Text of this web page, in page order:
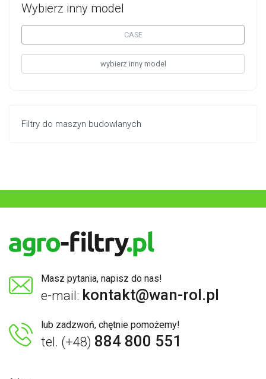
Wybierz inny model
CASE
wybierz inny model
Filtry do maszyn budowlanych
Masz pytania, napisz do nas!
e-mail: kontakt@wan-rol.pl
lub zadzwoń, chętnie pomożemy!
tel. (+48) 884 800 551